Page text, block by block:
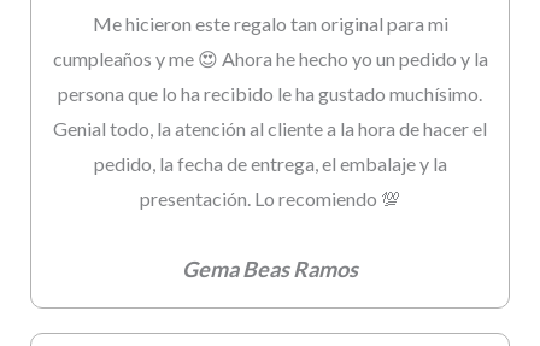
Me hicieron este regalo tan original para mi
cumpleaños y me 😍 Ahora he hecho yo un pedido y la
persona que lo ha recibido le ha gustado muchísimo.
Genial todo, la atención al cliente a la hora de hacer el
pedido, la fecha de entrega, el embalaje y la
presentación. Lo recomiendo 💯
Gema Beas Ramos